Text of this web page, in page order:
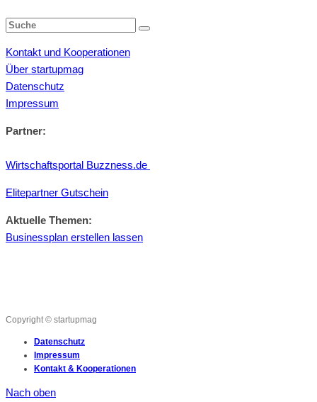
Kontakt und Kooperationen
Über startupmag
Datenschutz
Impressum
Partner:
Wirtschaftsportal Buzzness.de
Elitepartner Gutschein
Aktuelle Themen:
Businessplan erstellen lassen
Copyright © startupmag
Datenschutz
Impressum
Kontakt & Kooperationen
Nach oben